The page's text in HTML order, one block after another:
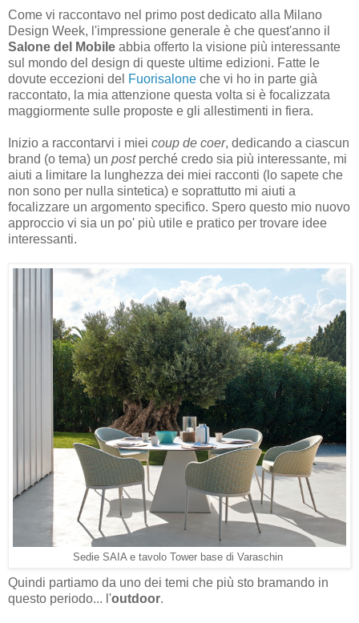
Come vi raccontavo nel primo post dedicato alla Milano
Design Week, l'impressione generale è che quest'anno il
Salone del Mobile abbia offerto la visione più interessante
sul mondo del design di queste ultime edizioni. Fatte le
dovute eccezioni del Fuorisalone che vi ho in parte già
raccontato, la mia attenzione questa volta si è focalizzata
maggiormente sulle proposte e gli allestimenti in fiera.
Inizio a raccontarvi i miei coup de coer, dedicando a ciascun
brand (o tema) un postperché credo sia più interessante, mi
aiuti a limitare la lunghezza dei miei racconti (lo sapete che
non sono per nulla sintetica) e soprattutto mi aiuti a
focalizzare un argomento specifico. Spero questo mio nuovo
approccio vi sia un po' più utile e pratico per trovare idee
interessanti.
Sedie SAIA e tavolo Tower base di Varaschin
Quindi partiamo da uno dei temi che più sto bramando in
questo periodo... l'outdoor.